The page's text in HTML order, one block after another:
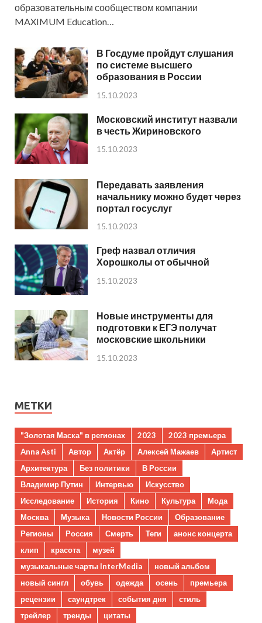
образовательным сообществом компании
MAXIMUM Education…
В Госдуме пройдут слушания
по системе высшего
образования в России
15.10.2023
Московский институт назвали
в честь Жириновского
15.10.2023
Передавать заявления
начальнику можно будет через
портал госуслуг
15.10.2023
Греф назвал отличия
Хорошколы от обычной
15.10.2023
Новые инструменты для
подготовки к ЕГЭ получат
московские школьники
15.10.2023
МЕТКИ
"Золотая Маска" в регионах 2023
2023 премьера
Anna Asti
Автор Актёр Алексей Мажаев
Артист
Архитектура
Без политики
В России
Владимир Путин
Интервью
Искусство
Исследование
История Кино Культура
Мода
Москва
Музыка Новости России
Образование
Регионы
Россия Смерть Теги
анонс концерта
клип
красота
музей
музыкальные чарты InterMedia
новый альбом
новый сингл
обувь одежда осень
премьера
рецензии
саундтрек события дня
стиль
трейлер
тренды цитаты